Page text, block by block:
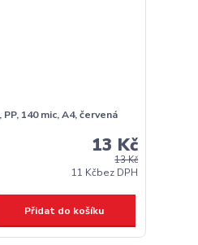
140 mic, A4, červená
13 Kč
13 Kč
11 Kčbez DPH
Přidat do košíku